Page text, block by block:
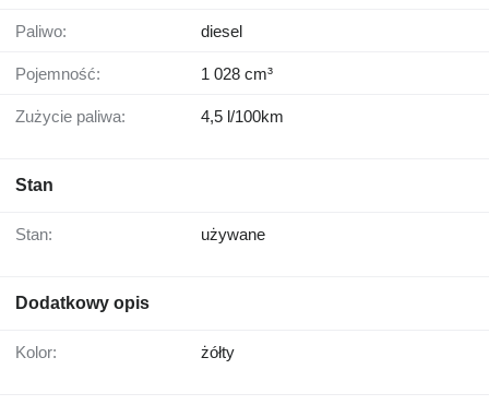
Paliwo: diesel
Pojemność: 1 028 cm³
Zużycie paliwa: 4,5 l/100km
Stan
Stan: używane
Dodatkowy opis
Kolor: żółty